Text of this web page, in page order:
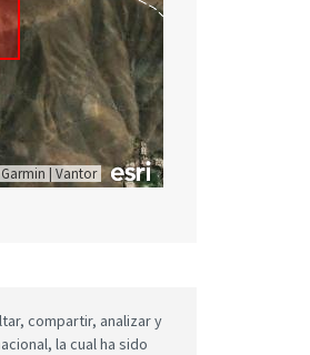
| Vantor
compartir, analizar y
la cual ha sido